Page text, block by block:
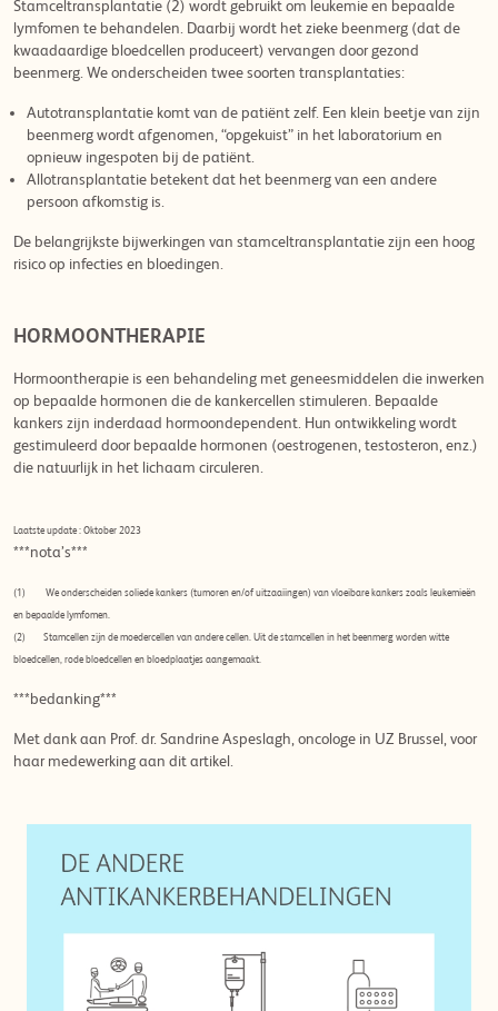
Stamceltransplantatie (2) wordt gebruikt om leukemie en bepaalde
lymfomen te behandelen. Daarbij wordt het zieke beenmerg (dat de
kwaadaardige bloedcellen produceert) vervangen door gezond
beenmerg. We onderscheiden twee soorten transplantaties:
Autotransplantatie komt van de patiënt zelf. Een klein beetje van zijn
beenmerg wordt afgenomen, “opgekuist” in het laboratorium en
opnieuw ingespoten bij de patiënt.
Allotransplantatie betekent dat het beenmerg van een andere
persoon afkomstig is.
De belangrijkste bijwerkingen van stamceltransplantatie zijn een hoog
risico op infecties en bloedingen.
HORMOONTHERAPIE
Hormoontherapie is een behandeling met geneesmiddelen die inwerken
op bepaalde hormonen die de kankercellen stimuleren. Bepaalde
kankers zijn inderdaad hormoondependent. Hun ontwikkeling wordt
gestimuleerd door bepaalde hormonen (oestrogenen, testosteron, enz.)
die natuurlijk in het lichaam circuleren.
Laatste update : Oktober 2023
***nota’s***
(1) We onderscheiden soliede kankers (tumoren en/of uitzaaiingen) van vloeibare kankers zoals leukemieën
en bepaalde lymfomen.
(2) Stamcellen zijn de moedercellen van andere cellen. Uit de stamcellen in het beenmerg worden witte
bloedcellen, rode bloedcellen en bloedplaatjes aangemaakt.
***bedanking***
Met dank aan Prof. dr. Sandrine Aspeslagh, oncologe in UZ Brussel, voor
haar medewerking aan dit artikel.